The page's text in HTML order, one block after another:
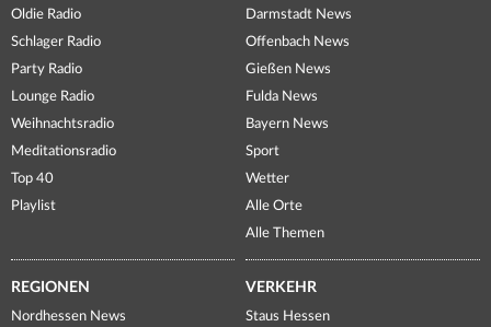
Oldie Radio
Schlager Radio
Party Radio
Lounge Radio
Weihnachtsradio
Meditationsradio
Top 40
Playlist
Darmstadt News
Offenbach News
Gießen News
Fulda News
Bayern News
Sport
Wetter
Alle Orte
Alle Themen
REGIONEN
Nordhessen News
VERKEHR
Staus Hessen